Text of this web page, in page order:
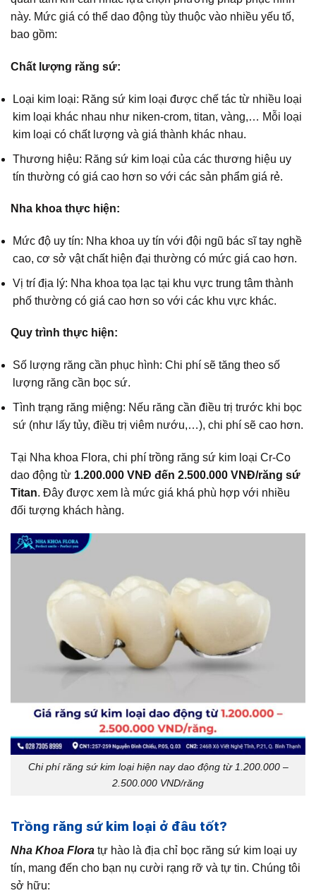
này. Mức giá có thể dao động tùy thuộc vào nhiều yếu tố,
bao gồm:
Chất lượng răng sứ:
Loại kim loại: Răng sứ kim loại được chế tác từ nhiều loại
kim loại khác nhau như niken-crom, titan, vàng,… Mỗi loại
kim loại có chất lượng và giá thành khác nhau.
Thương hiệu: Răng sứ kim loại của các thương hiệu uy
tín thường có giá cao hơn so với các sản phẩm giá rẻ.
Nha khoa thực hiện:
Mức độ uy tín: Nha khoa uy tín với đội ngũ bác sĩ tay nghề
cao, cơ sở vật chất hiện đại thường có mức giá cao hơn.
Vị trí địa lý: Nha khoa tọa lạc tại khu vực trung tâm thành
phố thường có giá cao hơn so với các khu vực khác.
Quy trình thực hiện:
Số lượng răng cần phục hình: Chi phí sẽ tăng theo số
lượng răng cần bọc sứ.
Tình trạng răng miệng: Nếu răng cần điều trị trước khi bọc
sứ (như lấy tủy, điều trị viêm nướu,…), chi phí sẽ cao hơn.
Tại Nha khoa Flora, chi phí trồng răng sứ kim loại Cr-Co
dao động từ 1.200.000 VNĐ đến 2.500.000 VNĐ/răng sứ
Titan. Đây được xem là mức giá khá phù hợp với nhiều
đối tượng khách hàng.
Chi phí răng sứ kim loại hiện nay dao động từ 1.200.000 –
2.500.000 VND/răng
Trồng răng sứ kim loại ở đâu tốt?
Nha Khoa Flora tự hào là địa chỉ bọc răng sứ kim loại uy
tín, mang đến cho bạn nụ cười rạng rỡ và tự tin. Chúng tôi
sở hữu: